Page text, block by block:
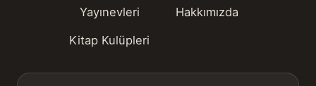
Yayınevleri
Kitap Kulüpleri
Hakkımızda